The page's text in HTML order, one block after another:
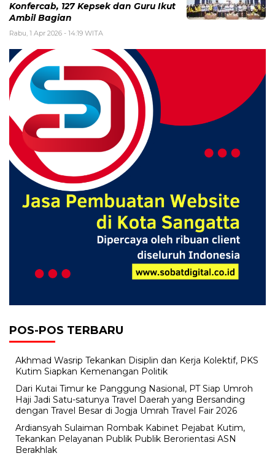
Konfercab, 127 Kepsek dan Guru Ikut
Ambil Bagian
Rabu, 1 Apr 2026 - 14:19 WITA
POS-POS TERBARU
Akhmad Wasrip Tekankan Disiplin dan Kerja Kolektif, PKS
Kutim Siapkan Kemenangan Politik
Dari Kutai Timur ke Panggung Nasional, PT Siap Umroh
Haji Jadi Satu-satunya Travel Daerah yang Bersanding
dengan Travel Besar di Jogja Umrah Travel Fair 2026
Ardiansyah Sulaiman Rombak Kabinet Pejabat Kutim,
Tekankan Pelayanan Publik Publik Berorientasi ASN
Berakhlak